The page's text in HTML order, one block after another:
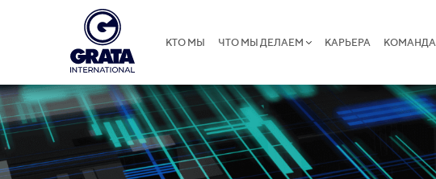
КТО МЫ ЧТО МЫ ДЕЛАЕМ КАРЬЕРА КОМАНДА